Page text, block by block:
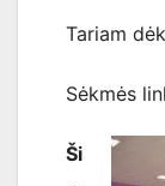
Tariam
Sėkmės
Ši